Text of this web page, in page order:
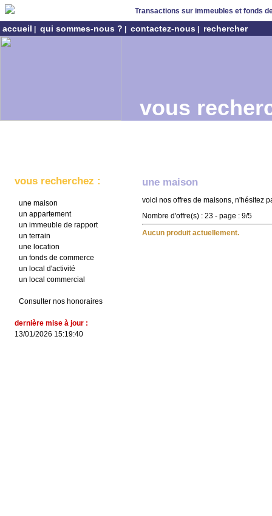
Transactions sur immeubles et fonds
accueil qui sommes-nous ? contactez-nous rechercher
vous
vous recherchez :
une maison
un appartement
un immeuble de rapport
un terrain
une location
un fonds de commerce
un local d'activité
un local commercial
Consulter nos honoraires
dernière mise à jour :
13/01/2026 15:19:40
une maison
voici nos offres de maisons, n'hésitez
Nombre d'offre(s) : 23 - page : 9/5
Aucun produit actuellement.